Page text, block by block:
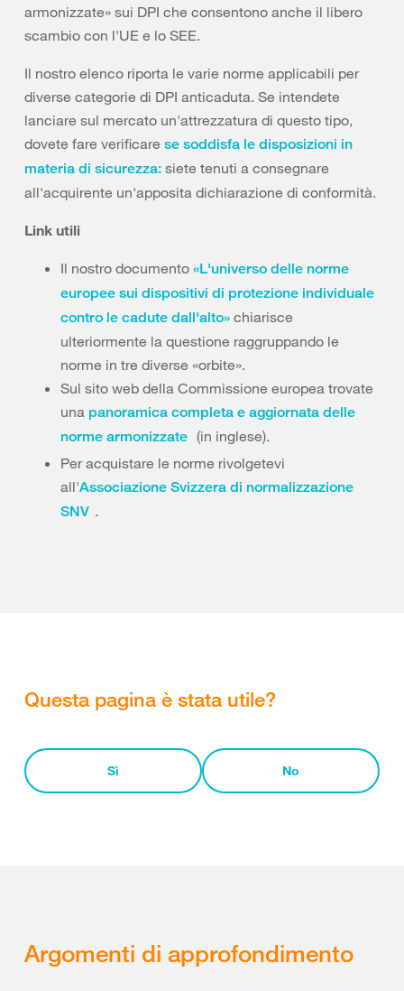
armonizzate» sui DPI che consentono anche il libero
scambio con l'UE e lo SEE.
Il nostro elenco riporta le varie norme applicabili per
diverse categorie di DPI anticaduta. Se intendete
lanciare sul mercato un'attrezzatura di questo tipo,
dovete fare verificare se soddisfa le disposizioni in
materia di sicurezza: siete tenuti a consegnare
all'acquirente un'apposita dichiarazione di conformità.
Link utili
Il nostro documento «L'universo delle norme
europee sui dispositivi di protezione individuale
contro le cadute dall'alto» chiarisce
ulteriormente la questione raggruppando le
norme in tre diverse «orbite».
Sul sito web della Commissione europea trovate
una panoramica completa e aggiornata delle
norme armonizzate (in inglese).
Per acquistare le norme rivolgetevi
all'Associazione Svizzera di normalizzazione
SNV .
Questa pagina è stata utile?
Sì No
Argomenti di approfondimento